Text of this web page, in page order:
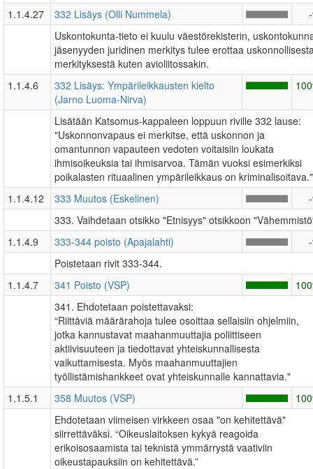
1.1.4.27
332 Lisäys (Olli Nummela)
Uskontokunta-tieto ei kuulu väestörekisterin,
jäsenyyden juridinen merkitys tulee erottaa
merkityksestä kuten avioliitossakin.
1.1.4.6
332 Lisäys: Ympärileikkausten kielto
(Jarno Luoma-Nirva)
Lisätään Katsomus-kappaleen loppuun riville 332 lause:
"Uskonnonvapaus ei merkitse, että uskonnon ja
omantunnon vapauteen vedoten voitaisiin loukata
ihmisoikeuksia tai ihmisarvoa. Tämän vuoksi esimerkiksi
poikalasten rituaalinen ympärileikkaus on kriminalisoitava."
1.1.4.12
333 Muutos (Eskelinen)
333. Vaihdetaan otsikko "Etnisyys" otsikkoon
1.1.4.9
333-344 poisto (Apajalahti)
Poistetaan rivit 333-344.
1.1.4.7
341 Poisto (VSP)
341. Ehdotetaan poistettavaksi:
“Riittäviä määrärahoja tulee osoittaa sellaisiin ohjelmiin,
jotka kannustavat maahanmuuttajia poliittiseen
aktiivisuuteen ja tiedottavat yhteiskunnallisesta
vaikuttamisesta. Myös maahanmuuttajien
työllistämishankkeet ovat yhteiskunnalle kannattavia."
1.1.5.1
358 Muutos (VSP)
Ehdotetaan viimeisen virkkeen osaa "on kehitettävä"
siirrettäväksi. “Oikeuslaitoksen kykyä reagoida
erikoisosaamista tai teknistä ymmärrystä vaativiin
oikeustapauksiin on kehitettävä.”